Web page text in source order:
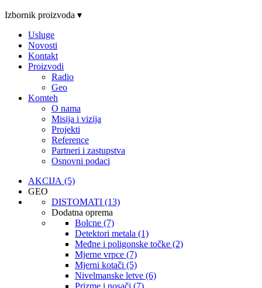
Izbornik proizvoda ▾
Usluge
Novosti
Kontakt
Proizvodi
Radio
Geo
Komteh
O nama
Misija i vizija
Projekti
Reference
Partneri i zastupstva
Osnovni podaci
AKCIJA (5)
GEO
DISTOMATI (13)
Dodatna oprema
Bolcne (7)
Detektori metala (1)
Međne i poligonske točke (2)
Mjerne vrpce (7)
Mjerni kotači (5)
Nivelmanske letve (6)
Prizme i nosači (7)